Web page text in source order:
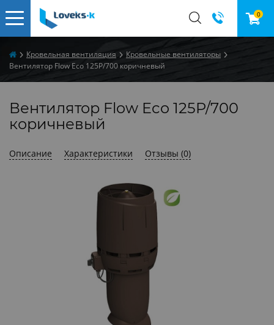
0
​Кровельная вентиляция
Кровельные вентиляторы
Вентилятор Flow Eco 125P/700 коричневый
Вентилятор Flow Eco 125P/700
коричневый
Описание Характеристики Отзывы (0)